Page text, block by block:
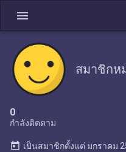
menu
สมาชิกห
0
กำลังติดตาม
today เป็นสมาชิกตั้งแต่ มกราคม